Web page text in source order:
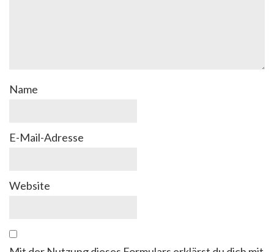
Name
E-Mail-Adresse
Website